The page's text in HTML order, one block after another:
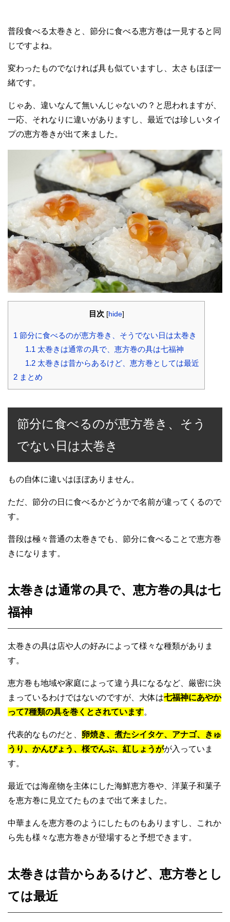
普段食べる太巻きと、節分に食べる恵方巻は一見すると同
じですよね。
変わったものでなければ具も似ていますし、太さもほぼ一
緒です。
じゃあ、違いなんて無いんじゃないの？と思われますが、
一応、それなりに違いがありますし、最近では珍しいタイ
プの恵方巻きが出て来ました。
目次 [hide]
1 節分に食べるのが恵方巻き、そうでない日は太巻き
1.1 太巻きは通常の具で、恵方巻の具は七福神
1.2太巻きは昔からあるけど、恵方巻としては最近
2 まとめ
節分に食べるのが恵方巻き、そう
でない日は太巻き
もの自体に違いはほぼありません。
ただ、節分の日に食べるかどうかで名前が違ってくるので
す。
普段は極々普通の太巻きでも、節分に食べることで恵方巻
きになります。
太巻きは通常の具で、恵方巻の具は七
福神
太巻きの具は店や人の好みによって様々な種類がありま
す。
恵方巻も地域や家庭によって違う具になるなど、厳密に決
まっているわけではないのですが、大体は七福神にあやか
って7種類の具を巻くとされています。
代表的なものだと、 卵焼き、煮たシイタケ、アナゴ、きゅ
うり、かんぴょう、桜でんぶ、紅しょうがが入っていま
す。
最近では海産物を主体にした海鮮恵方巻や、洋菓子和菓子
を恵方巻に見立てたものまで出て来ました。
中華まんを恵方巻のようにしたものもありますし、これか
ら先も様々な恵方巻きが登場すると予想できます。
太巻きは昔からあるけど、恵方巻とし
ては最近